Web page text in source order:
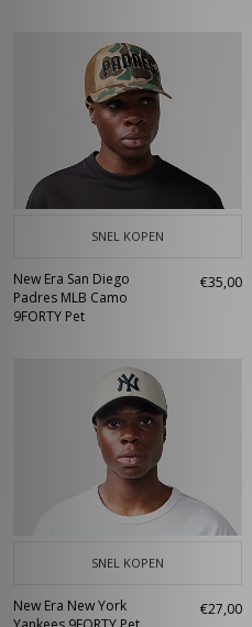
SNEL KOPEN
New Era San Diego
Padres MLB Camo
9FORTY Pet
€35,00
SNEL KOPEN
New Era New York
€27,00